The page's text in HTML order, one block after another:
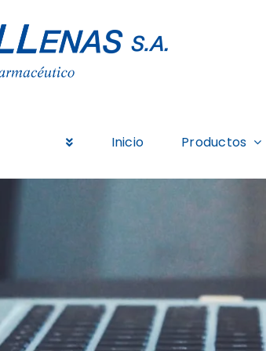
Inicio Productos